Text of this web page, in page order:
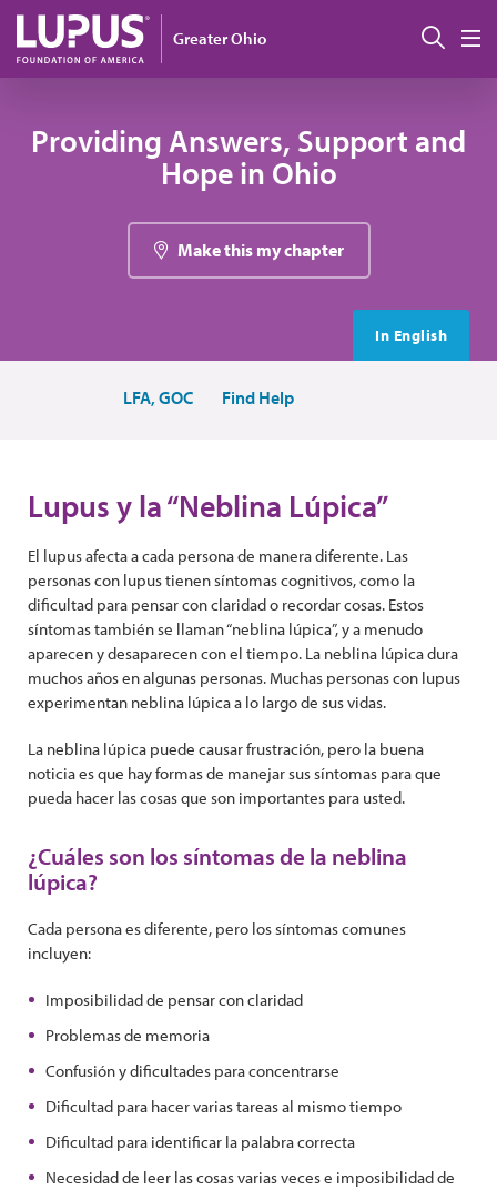
Pasar al contenido principal
Greater Ohio
Providing Answers, Support and
Hope in Ohio
Make this my chapter
In English
LFA, GOC Find Help
Lupus y la “Neblina Lúpica”
El lupus afecta a cada persona de manera diferente. Las
personas con lupus tienen síntomas cognitivos, como la
dificultad para pensar con claridad o recordar cosas. Estos
síntomas también se llaman “neblina lúpica”, y a menudo
aparecen y desaparecen con el tiempo. La neblina lúpica dura
muchos años en algunas personas. Muchas personas con lupus
experimentan neblina lúpica a lo largo de sus vidas.
La neblina lúpica puede causar frustración, pero la buena
noticia es que hay formas de manejar sus síntomas para que
pueda hacer las cosas que son importantes para usted.
¿Cuáles son los síntomas de la neblina
lúpica?
Cada persona es diferente, pero los síntomas comunes
incluyen:
Imposibilidad de pensar con claridad
Problemas de memoria
Confusión y dificultades para concentrarse
Dificultad para hacer varias tareas al mismo tiempo
Dificultad para identificar la palabra correcta
Necesidad de leer las cosas varias veces e imposibilidad de